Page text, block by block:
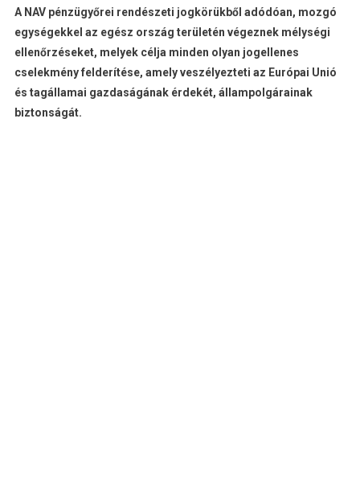
A NAV pénzügyőrei rendészeti jogkörükből adódóan, mozgó
egységekkel az egész ország területén végeznek mélységi
ellenőrzéseket, melyek célja minden olyan jogellenes
cselekmény felderítése, amely veszélyezteti az Európai Unió
és tagállamai gazdaságának érdekét, állampolgárainak
biztonságát.